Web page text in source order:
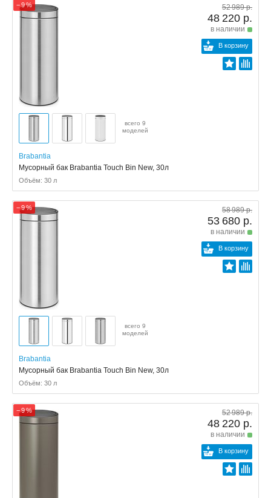
− 9 % 52 989 р.
48 220 р.
в наличии
В корзину
всего 9
моделей
Brabantia
Мусорный бак Brabantia Touch Bin New, 30л
Объём: 30 л
− 9 % 58 989 р.
53 680 р.
в наличии
В корзину
всего 9
моделей
Brabantia
Мусорный бак Brabantia Touch Bin New, 30л
Объём: 30 л
− 9 % 52 989 р.
48 220 р.
в наличии
В корзину